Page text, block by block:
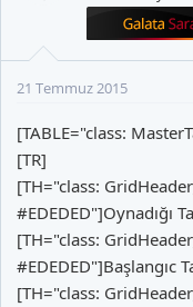
21 Temmuz 2015
[TABLE="class:
[TR]
[TH="class:
#EDEDED"]Oynadığı
[TH="class:
#EDEDED"]Başlangıc
[TH="class: